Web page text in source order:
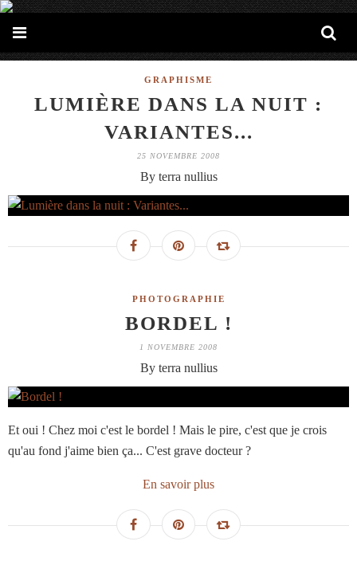
GRAPHISME
LUMIÈRE DANS LA NUIT :
VARIANTES...
25 NOVEMBRE 2008
By terra nullius
PHOTOGRAPHIE
BORDEL !
1 NOVEMBRE 2008
By terra nullius
Et oui ! Chez moi c'est le bordel ! Mais le pire, c'est que je crois
qu'au fond j'aime bien ça... C'est grave docteur ?
En savoir plus